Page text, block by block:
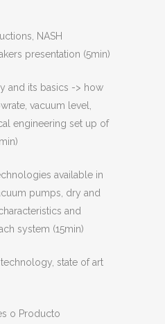
NASH
presentation (5min)
and its basics -> how
vacuum level,
engineering set up of
available in
pumps, dry and
and
system (15min)
state of art
o Producto